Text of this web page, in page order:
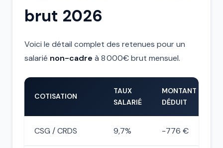
brut 2026
Voici le détail complet des retenues pour un
salarié non-cadre à 8 000€ brut mensuel.
COTISATION
TAUX
SALARIÉ
MONTANT
DÉDUIT
CSG / CRDS 9,7% −776 €